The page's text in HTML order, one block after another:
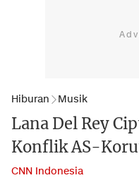
Hiburan Musik
Lana Del Rey
Konflik AS-
CNN Indonesia